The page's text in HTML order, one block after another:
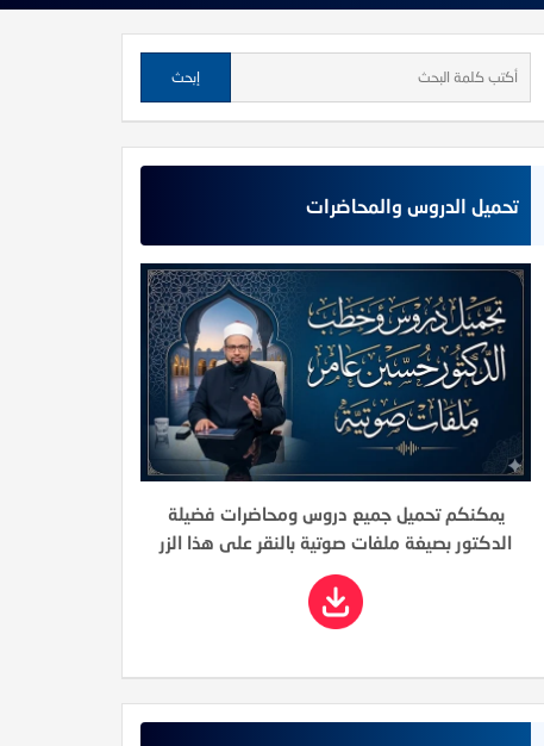
تحميل الدروس والمحاضرات
يمكنكم تحميل جميع دروس ومحاضرات فضيلة
الدكتور بصيغة ملفات صوتية بالنقر على هذا الزر